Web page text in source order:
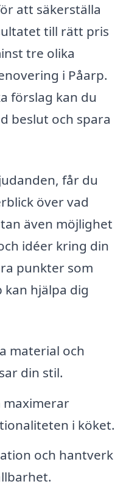
att säkerställa
till rätt pris
tre olika
i Påarp.
förslag kan du
beslut och spara
får du
över vad
även möjlighet
idéer kring din
punkter som
hjälpa dig
material och
din stil.
maximerar
i köket.
och hantverk